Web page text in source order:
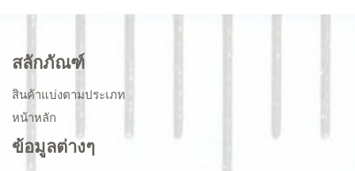
สลักภัณฑ์
สินค้าแบ่งตามประเภท
หน้าหลัก
ข้อมูลต่างๆ